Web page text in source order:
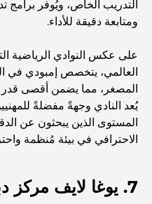
المخطط الرئيسي لتلال
مطعم دار أوبرا دبي: حيث
أغلى ماركات البدلات
التدريب الخاص، ويُوفر برامج
ومتابعة دقيقة للأداء.
على عكس النوادي الرياضية
العالمي، يتخصص إمبودي في
المصغر، مما يضمن أقصى قدر
يُعد النادي وجهةً مفضلةً
المستوى الذين يبحثون عن
الاحترافي في بيئة مُنظمة
7. يوغا لايف مركز دبي المالي العالمي